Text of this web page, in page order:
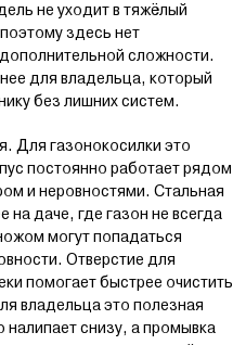
не уходит в тяжёлый
здесь нет
сложности.
для владельца, который
без лишних систем.
Для газонокосилки это
постоянно работает рядом
и неровностями. Стальная
на даче, где газон не всегда
могут попадаться
Отверстие для
помогает быстрее очистить
владельца это полезная
налипает снизу, а промывка